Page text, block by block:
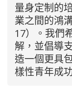
量身定制的
業之間的鴻
17）。我們
解，並倡導
造一個更具
樣性青年成